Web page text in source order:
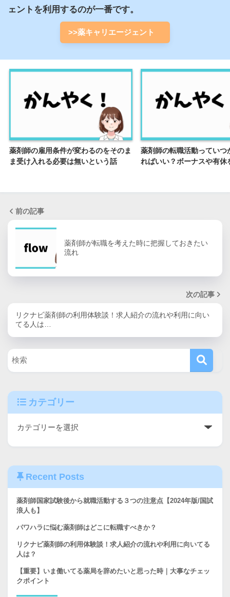
ェントを利用するのが一番です。
>>薬キャリエージェント
薬剤師の雇用条件が変わるのをそのま
ま受け入れる必要は無いという話
薬剤師の転職活動っていつ
ればいい？ボーナスや有休
前の記事
薬剤師が転職を考えた時に把握しておきたい
流れ
次の記事
リクナビ薬剤師の利用体験談！求人紹介の流れや利用に向い
てる人は…
カテゴリー
Recent Posts
薬剤師国家試験後から就職活動する３つの注意点【2024年版/国試
浪人も】
パワハラに悩む薬剤師はどこに転職すべきか？
リクナビ薬剤師の利用体験談！求人紹介の流れや利用に向いてる
人は？
【重要】いま働いてる薬局を辞めたいと思った時｜大事なチェッ
クポイント